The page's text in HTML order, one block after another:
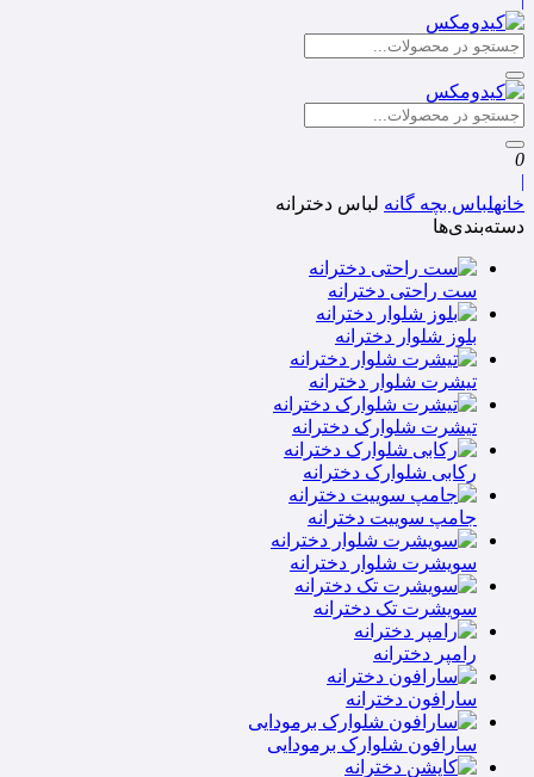
0
|
خانهلباس بچه گانه لباس دخترانه
دسته‌بندی‌ها
ست راحتی دخترانه
بلوز شلوار دخترانه
تیشرت شلوار دخترانه
تیشرت شلوارک دخترانه
رکابی شلوارک دخترانه
جامپ سوییت دخترانه
سویشرت شلوار دخترانه
سویشرت تک دخترانه
رامپر دخترانه
سارافون دخترانه
سارافون شلوارک برمودایی